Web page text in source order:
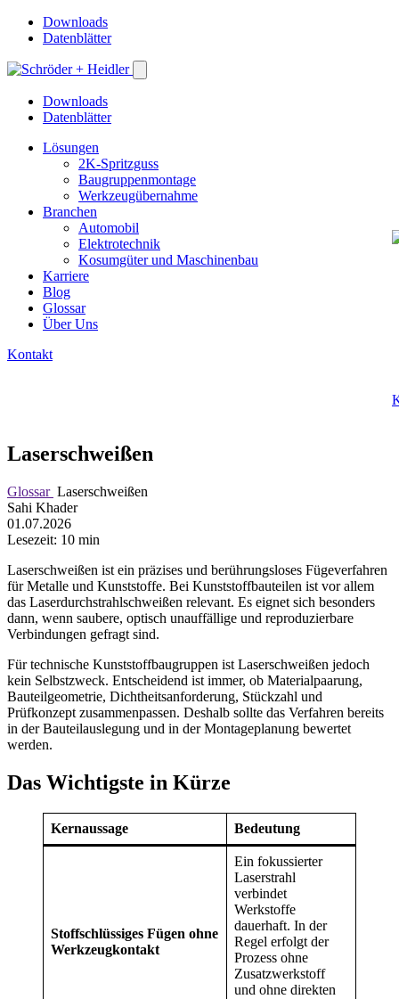
Downloads
Datenblätter
Downloads
Datenblätter
Lösungen
2K-Spritzguss
Baugruppenmontage
Werkzeugübernahme
Branchen
Automobil
Elektrotechnik
Kosumgüter und Maschinenbau
Karriere
Blog
Glossar
Über Uns
Kontakt
Laserschweißen
Glossar Laserschweißen
Sahi Khader
01.07.2026
Lesezeit: 10 min
Laserschweißen ist ein präzises und berührungsloses Fügeverfahren
für Metalle und Kunststoffe. Bei Kunststoffbauteilen ist vor allem
das Laserdurchstrahlschweißen relevant. Es eignet sich besonders
dann, wenn saubere, optisch unauffällige und reproduzierbare
Verbindungen gefragt sind.
Für technische Kunststoffbaugruppen ist Laserschweißen jedoch
kein Selbstzweck. Entscheidend ist immer, ob Materialpaarung,
Bauteilgeometrie, Dichtheitsanforderung, Stückzahl und
Prüfkonzept zusammenpassen. Deshalb sollte das Verfahren bereits
in der Bauteilauslegung und in der Montageplanung bewertet
werden.
Das Wichtigste in Kürze
Kernaussage Bedeutung
Stoffschlüssiges Fügen ohne
Werkzeugkontakt
Ein fokussierter
Laserstrahl
verbindet
Werkstoffe
dauerhaft. In der
Regel erfolgt der
Prozess ohne
Zusatzwerkstoff
und ohne direkten